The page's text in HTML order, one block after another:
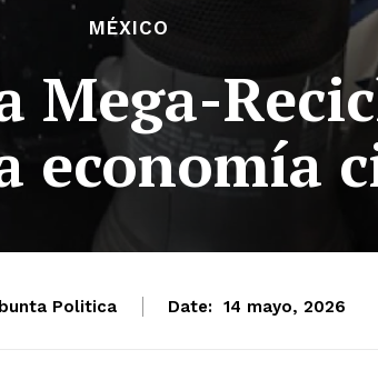
MÉXICO
Mega-
economía
Politica Date: 14 mayo, 2026